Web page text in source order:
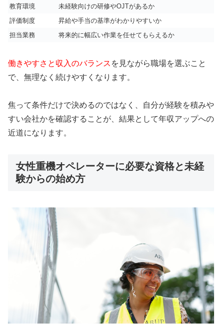
教育環境
未経験向けの研修やOJTがあるか
評価制度
昇給や手当の基準がわかりやすいか
担当業務
将来的に幅広い作業を任せてもらえるか
働きやすさと収入のバランス を見ながら職場を選ぶこと
で、無理なく続けやすくなります。
焦って条件だけで決めるのではなく、自分が経験を積みや
すい会社かを確認することが、結果として年収アップへの
近道になります。
女性重機オペレーターに必要な資格と未経
験からの始め方